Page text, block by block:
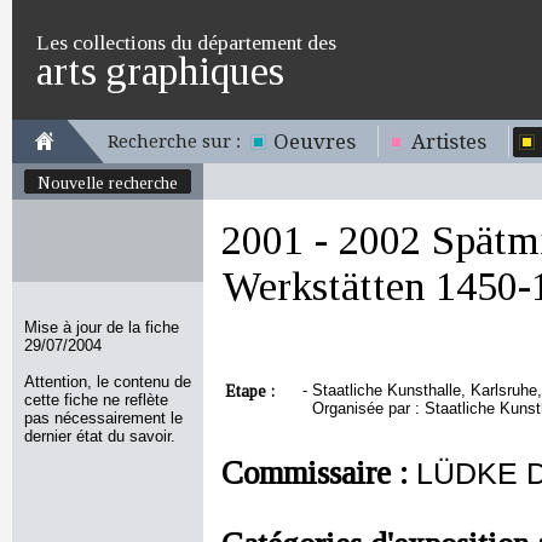
Les collections du département des
arts graphiques
Recherche sur : Oeuvres Artistes
Nouvelle recherche
Mise à jour de la fiche
29/07/2004
Attention, le contenu de
cette fiche ne reflète
pas nécessairement le
dernier état du savoir.
2001 - 2002
Werkstätten 1450-
Etape : - Staatliche Kunsthalle,
Organisée par : Staatliche
Commissaire : LÜDKE